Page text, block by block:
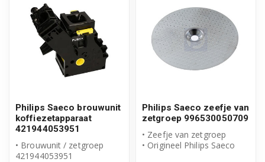
Philips Saeco brouwunit
koffiezetapparaat
421944053951
• Brouwunit / zetgroep
421944053951
Philips Saeco zeefje van
zetgroep 996530050709
• Zeefje van zetgroep
• Origineel Philips Saeco